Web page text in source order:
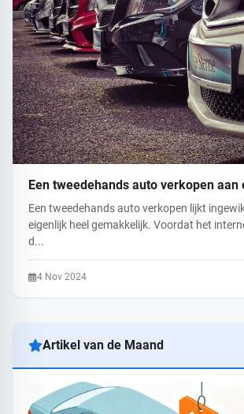
Een tweedehands auto verkopen aan
Een tweedehands auto verkopen lijkt
eigenlijk heel gemakkelijk. Voordat het
d...
4 Nov 2024
Artikel van de Maand